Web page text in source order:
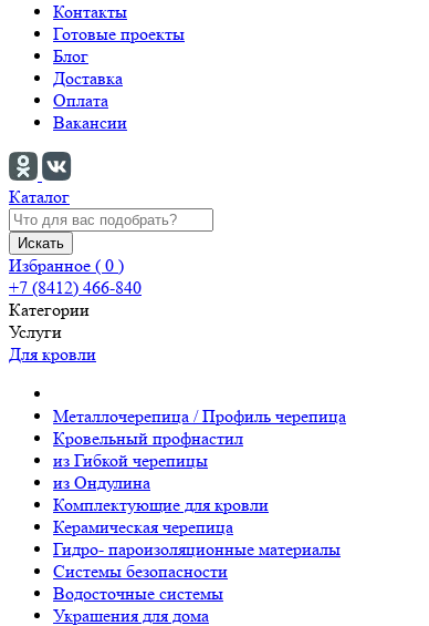
Контакты
Готовые проекты
Блог
Доставка
Оплата
Вакансии
Каталог
Искать
Избранное ( 0 )
+7 (8412) 466-840
Категории
Услуги
Для кровли
Металлочерепица / Профиль черепица
Кровельный профнастил
из Гибкой черепицы
из Ондулина
Комплектующие для кровли
Керамическая черепица
Гидро- пароизоляционные материалы
Системы безопасности
Водосточные системы
Украшения для дома